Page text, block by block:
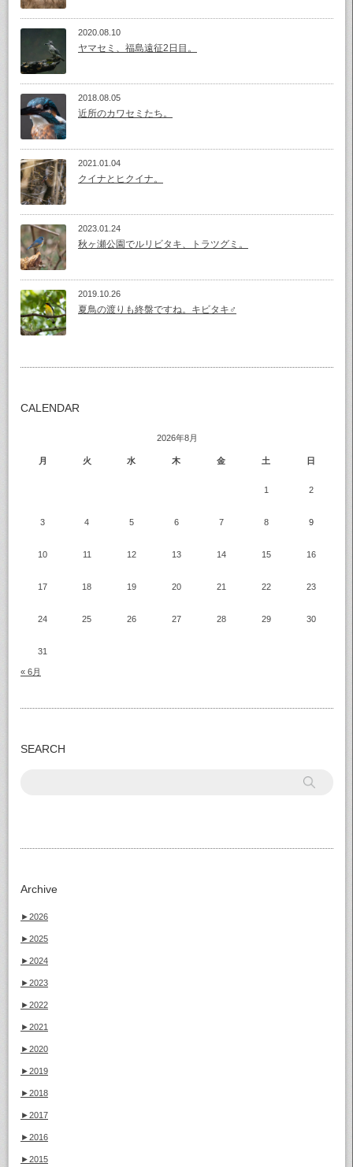
2020.08.10
ヤマセミ、福島遠征2日目。
2018.08.05
近所のカワセミたち。
2021.01.04
クイナとヒクイナ。
2023.01.24
秋ヶ瀬公園でルリビタキ、トラツグミ。
2019.10.26
夏鳥の渡りも終盤ですね。キビタキ♂
CALENDAR
2026年8月
月 火 水 木 金 土 日
1 2
3 4 5 6 7 8 9
10 11 12 13 14 15 16
17 18 19 20 21 22 23
24 25 26 27 28 29 30
31
« 6月
SEARCH
Archive
►2026
►2025
►2024
►2023
►2022
►2021
►2020
►2019
►2018
►2017
►2016
►2015